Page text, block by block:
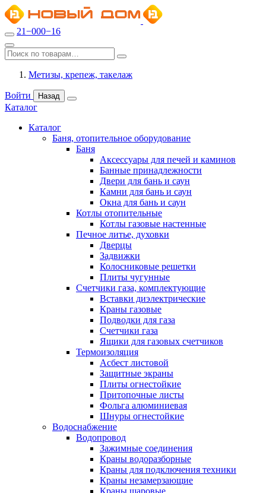
21−000−16
Метизы, крепеж, такелаж
Войти Назад
Каталог
Каталог
Баня, отопительное оборудование
Баня
Аксессуары для печей и каминов
Банные принадлежности
Двери для бань и саун
Камни для бань и саун
Окна для бань и саун
Котлы отопительные
Котлы газовые настенные
Печное литье, духовки
Дверцы
Задвижки
Колосниковые решетки
Плиты чугунные
Счетчики газа, комплектующие
Вставки диэлектрические
Краны газовые
Подводки для газа
Счетчики газа
Ящики для газовых счетчиков
Термоизоляция
Асбест листовой
Защитные экраны
Плиты огнестойкие
Притопочные листы
Фольга алюминиевая
Шнуры огнестойкие
Водоснабжение
Водопровод
Зажимные соединения
Краны водоразборные
Краны для подключения техники
Краны незамерзающие
Краны шаровые